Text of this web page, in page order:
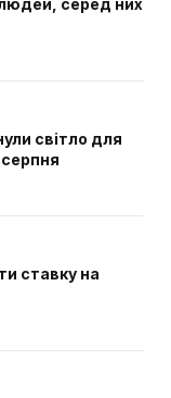
серед них
світло для
ставку на